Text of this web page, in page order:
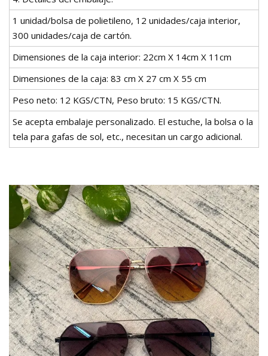
1 unidad/bolsa de polietileno, 12 unidades/caja interior,
300 unidades/caja de cartón.
Dimensiones de la caja interior: 22cm X 14cm X 11cm
Dimensiones de la caja: 83 cm X 27 cm X 55 cm
Peso neto: 12 KGS/CTN, Peso bruto: 15 KGS/CTN.
Se acepta embalaje personalizado. El estuche, la bolsa o la
tela para gafas de sol, etc., necesitan un cargo adicional.